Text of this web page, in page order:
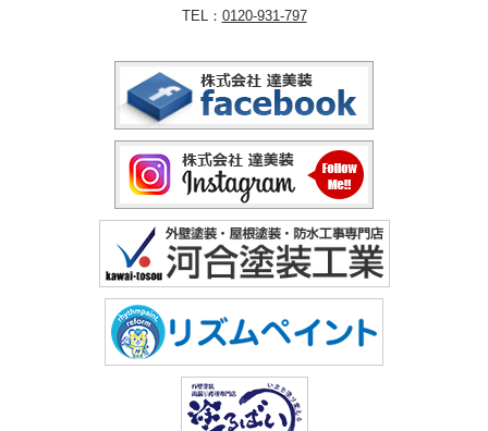
TEL： 0120-931-797